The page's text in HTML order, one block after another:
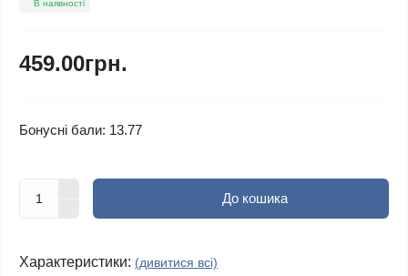
В наявності
459.00грн.
Бонусні бали: 13.77
До кошика
Характеристики: (дивитися всі)